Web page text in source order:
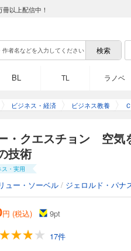
以上配信中！
BL TL ラノベ
ビジネス・経済 ビジネス教養
・クエスチョン 空気
技術
ス・実用
ュー・ソーベル / ジェロルド・パナ
円 (税込) 9pt
17件